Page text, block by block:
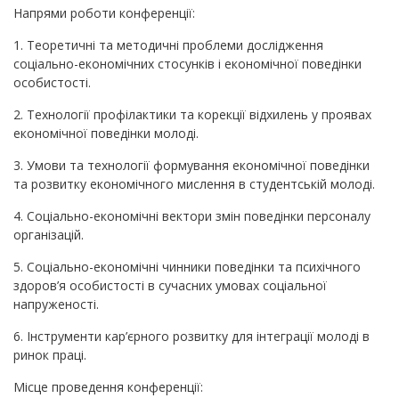
Напрями роботи конференції:
1. Теоретичні та методичні проблеми дослідження
соціально-економічних стосунків і економічної поведінки
особистості.
2. Технології профілактики та корекції відхилень у проявах
економічної поведінки молоді.
3. Умови та технології формування економічної поведінки
та розвитку економічного мислення в студентській молоді.
4. Соціально-економічні вектори змін поведінки персоналу
організацій.
5. Соціально-економічні чинники поведінки та психічного
здоров’я особистості в сучасних умовах соціальної
напруженості.
6. Інструменти кар’єрного розвитку для інтеграції молоді в
ринок праці.
Місце проведення конференції: